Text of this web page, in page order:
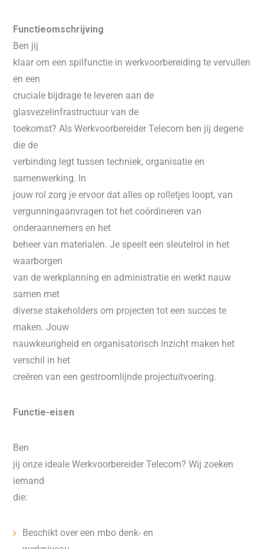
Functieomschrijving
Ben jij
klaar om een spilfunctie in werkvoorbereiding te vervullen
en een
cruciale bijdrage te leveren aan de
glasvezelinfrastructuur van de
toekomst? Als Werkvoorbereider Telecom ben jij degene
die de
verbinding legt tussen techniek, organisatie en
samenwerking. In
jouw rol zorg je ervoor dat alles op rolletjes loopt, van
vergunningaanvragen tot het coördineren van
onderaannemers en het
beheer van materialen. Je speelt een sleutelrol in het
waarborgen
van de werkplanning en administratie en werkt nauw
samen met
diverse stakeholders om projecten tot een succes te
maken. Jouw
nauwkeurigheid en organisatorisch inzicht maken het
verschil in het
creëren van een gestroomlijnde projectuitvoering.
Functie-eisen
Ben
jij onze ideale Werkvoorbereider Telecom? Wij zoeken
iemand
die:
Beschikt over een mbo denk- en